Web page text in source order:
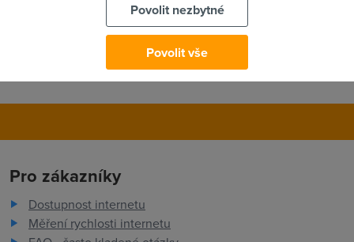
Máme to na serveru pro PC učebnu (15 PC) s proxy a není
žádný problém. Nyní modem Alcatel 510i, původně ASUS
6310. To bylo na prášky pořád tuhej. ADSL 1:20 IOL
Pro zákazníky
Dostupnost internetu
Měření rychlosti internetu
Povolit nezbytné
Povolit vše